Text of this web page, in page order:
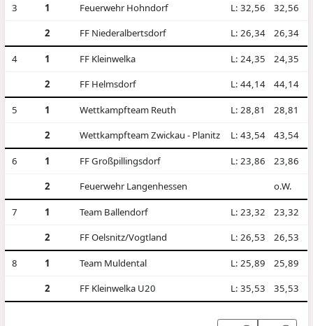
3 1 Feuerwehr Hohndorf L: 32,56
32,56
2
FF Niederalbertsdorf L: 26,34 26,34
4 1 FF Kleinwelka L: 24,35
24,35
2
FF Helmsdorf L: 44,14 44,14
5 1 Wettkampfteam Reuth L: 28,81
28,81
2
Wettkampfteam Zwickau - Planitz L: 43,54 43,54
6 1 FF Großpillingsdorf L: 23,86
23,86
2
Feuerwehr Langenhessen o.W.
7 1 Team Ballendorf L: 23,32
23,32
2
FF Oelsnitz/Vogtland L: 26,53 26,53
8 1 Team Muldental L: 25,89
25,89
2
FF Kleinwelka U20 L: 35,53 35,53